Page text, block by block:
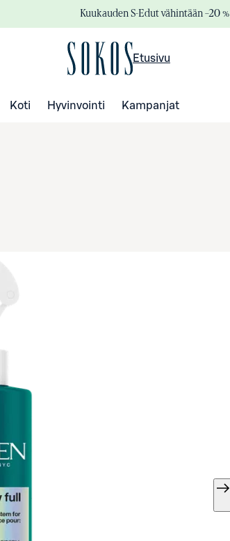
Kuukauden S-Edut vähintään –20 %
Etusivu
Koti Hyvinvointi Kampanjat